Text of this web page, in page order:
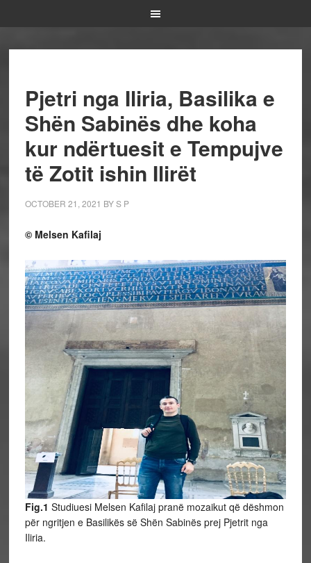
Pjetri nga Iliria, Basilika e
Shën Sabinës dhe koha
kur ndërtuesit e Tempujve
të Zotit ishin Ilirët
OCTOBER 21, 2021 BYS P
© Melsen Kafilaj
Fig.1 Studiuesi Melsen Kafilaj pranë mozaikut që dëshmon
për ngritjen e Basilikës së Shën Sabinës prej Pjetrit nga
Iliria.